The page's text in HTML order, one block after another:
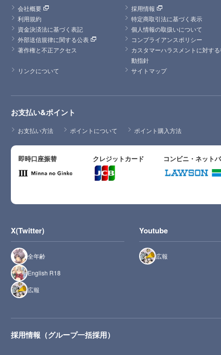
会社概要
採用情報
利用規約
特定商取引法に基づく表示
資金決済法に基づく表記
個人情報の取扱いについて
外部送信規律に関する公表
コンプライアンスポリシー
著作権と不正アクセス
カスタマーハラスメントに対す
動指針
リンクについて
サイトマップ
お支払い&ポイント
お支払い方法 ポイントについて ポイント購入方法
即時口座振替 クレジットカード コンビニ・ネット
X(Twitter)
全年齢
English R18
広報
Youtube
広報
採用情報（グループ一括採用）